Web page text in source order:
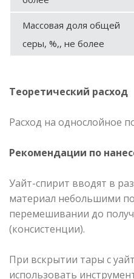
Массовая доля общей
серы, %,, не более
Теоретический расход
Расход на однослойное
Рекомендации по
Уайт-спирит вводят в
материал небольшими
перемешивании до
(консистенции).
При вскрытии тары с
использовать